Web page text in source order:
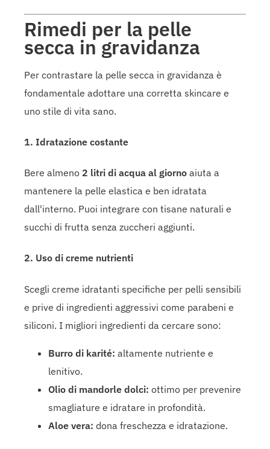
Rimedi per la pelle
secca in gravidanza
Per contrastare la pelle secca in gravidanza è
fondamentale adottare una corretta skincare e
uno stile di vita sano.
1. Idratazione costante
Bere almeno 2 litri di acqua al giorno aiuta a
mantenere la pelle elastica e ben idratata
dall'interno. Puoi integrare con tisane naturali e
succhi di frutta senza zuccheri aggiunti.
2. Uso di creme nutrienti
Scegli creme idratanti specifiche per pelli sensibili
e prive di ingredienti aggressivi come parabeni e
siliconi. I migliori ingredienti da cercare sono:
Burro di karité: altamente nutriente e
lenitivo.
Olio di mandorle dolci: ottimo per prevenire
smagliature e idratare in profondità.
Aloe vera: dona freschezza e idratazione.